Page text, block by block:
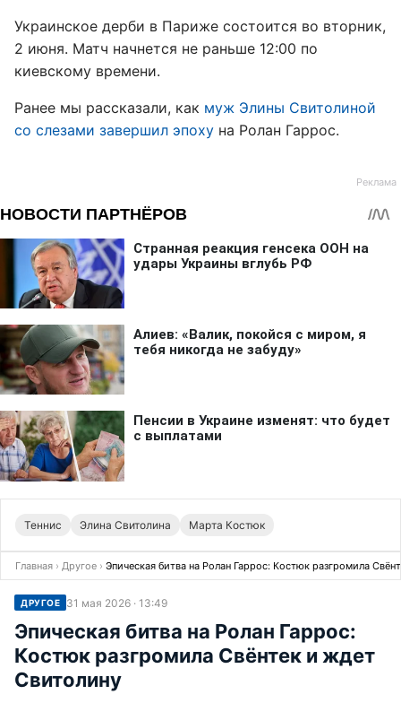
Украинское дерби в Париже состоится во вторник,
2 июня. Матч начнется не раньше 12:00 по
киевскому времени.
Ранее мы рассказали, как муж Элины Свитолиной
со слезами завершил эпоху на Ролан Гаррос.
Теннис Элина Свитолина Марта Костюк
Главная › Другое › Эпическая битва на Ролан Гаррос: Костюк разгромила
ДРУГОЕ 31 мая 2026 · 13:49
Эпическая битва на Ролан Гаррос:
Костюк разгромила Свёнтек и ждет
Свитолину